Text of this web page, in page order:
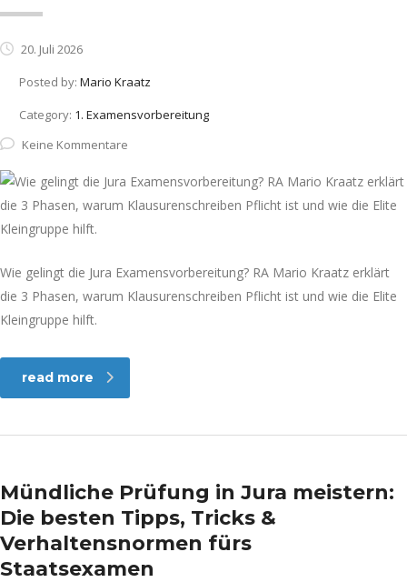
20. Juli 2026
Posted by: Mario Kraatz
Category: 1. Examensvorbereitung
Keine Kommentare
Wie gelingt die Jura Examensvorbereitung? RA Mario Kraatz erklärt
die 3 Phasen, warum Klausurenschreiben Pflicht ist und wie die Elite
Kleingruppe hilft.
read more
Mündliche Prüfung in Jura meistern:
Die besten Tipps, Tricks &
Verhaltensnormen fürs
Staatsexamen